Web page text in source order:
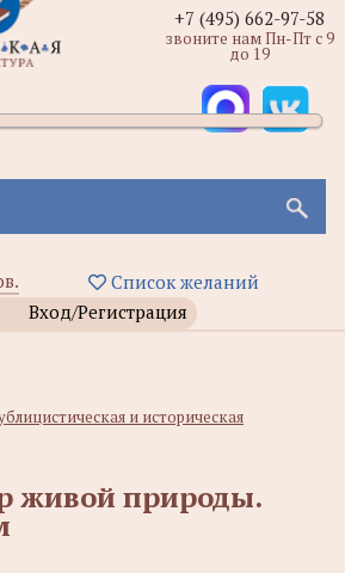
Список желаний
Вход/Регистрация
+7 (495) 662-97-58
звоните нам Пн-Пт с 9
до 19
и историческая
живой природы.